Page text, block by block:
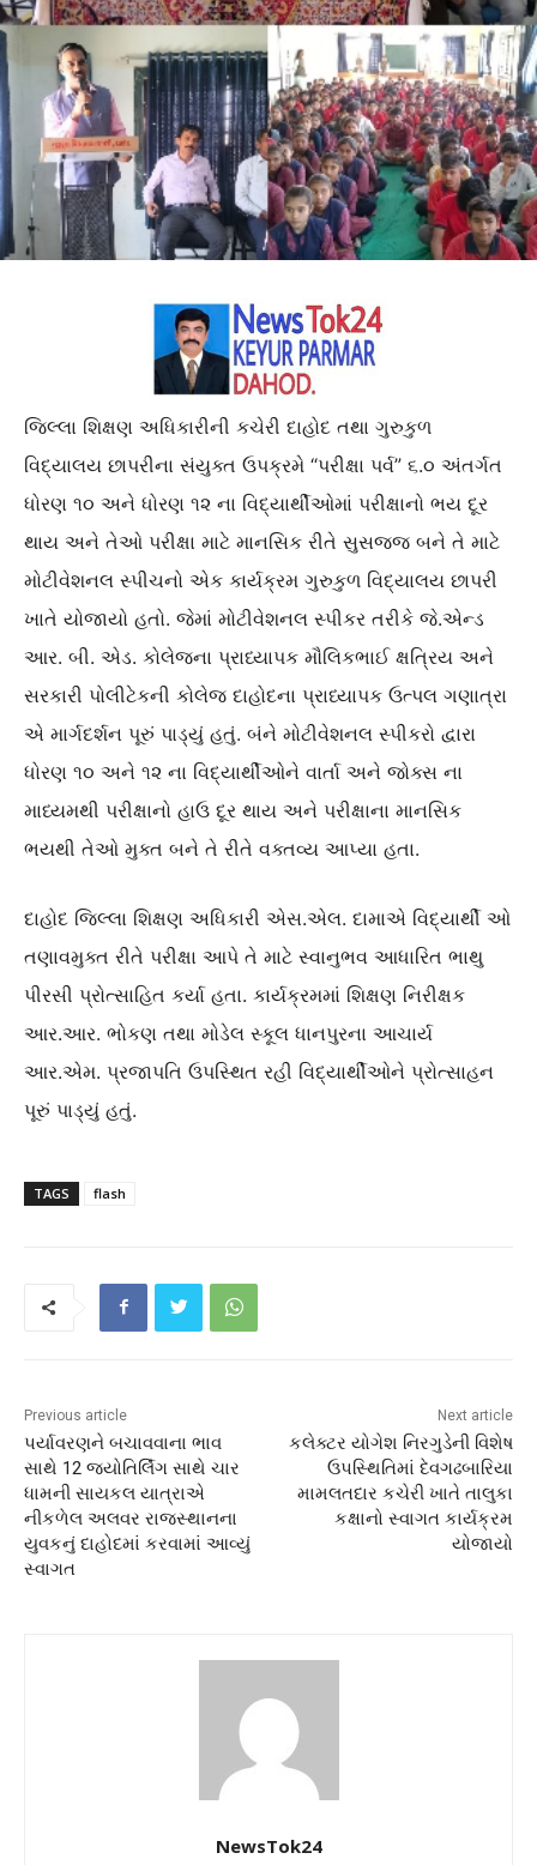
જિલ્લા શિક્ષણ અધિકારીની કચેરી દાહોદ તથા ગુરુકુળ
વિદ્યાલય છાપરીના સંયુક્ત ઉપક્રમે “પરીક્ષા પર્વ” ૬.૦ અંતર્ગત
ધોરણ ૧૦ અને ધોરણ ૧૨ ના વિદ્યાર્થીઓમાં પરીક્ષાનો ભય દૂર
થાય અને તેઓ પરીક્ષા માટે માનસિક રીતે સુસજ્જ બને તે માટે
મોટીવેશનલ સ્પીચનો એક કાર્યક્રમ ગુરુકુળ વિદ્યાલય છાપરી
ખાતે યોજાયો હતો. જેમાં મોટીવેશનલ સ્પીકર તરીકે જે.એન્ડ
આર. બી. એડ. કોલેજના પ્રાધ્યાપક મૌલિકભાઈ ક્ષત્રિય અને
સરકારી પોલીટેકની કોલેજ દાહોદના પ્રાધ્યાપક ઉત્પલ ગણાત્રા
એ માર્ગદર્શન પૂરું પાડ્યું હતું. બંને મોટીવેશનલ સ્પીકરો દ્વારા
ધોરણ ૧૦ અને ૧૨ ના વિદ્યાર્થીઓને વાર્તા અને જોક્સ ના
માધ્યમથી પરીક્ષાનો હાઉ દૂર થાય અને પરીક્ષાના માનસિક
ભયથી તેઓ મુક્ત બને તે રીતે વક્તવ્ય આપ્યા હતા.
દાહોદ જિલ્લા શિક્ષણ અધિકારી એસ.એલ. દામાએ વિદ્યાર્થી ઓ
તણાવમુક્ત રીતે પરીક્ષા આપે તે માટે સ્વાનુભવ આધારિત ભાથુ
પીરસી પ્રોત્સાહિત કર્યા હતા. કાર્યક્રમમાં શિક્ષણ નિરીક્ષક
આર.આર. ભોકણ તથા મોડેલ સ્કૂલ ધાનપુરના આચાર્ય
આર.એમ. પ્રજાપતિ ઉપસ્થિત રહી વિદ્યાર્થીઓને પ્રોત્સાહન
પૂરું પાડ્યું હતું.
TAGS flash
Previous article
પર્યાવરણને બચાવવાના ભાવ
સાથે 12 જ્યોતિર્લિંગ સાથે ચાર
ધામની સાયકલ યાત્રાએ
નીકળેલ અલવર રાજસ્થાનના
યુવકનું દાહોદમાં કરવામાં આવ્યું
સ્વાગત
Next article
કલેક્ટર યોગેશ નિરગુડેની વિશેષ
ઉપસ્થિતિમાં દેવગઢબારિયા
મામલતદાર કચેરી ખાતે તાલુકા
કક્ષાનો સ્વાગત કાર્યક્રમ
યોજાયો
NewsTok24